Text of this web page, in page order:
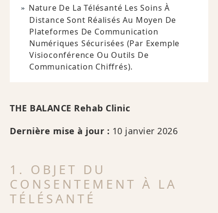
Nature De La Télésanté Les Soins À
Distance Sont Réalisés Au Moyen De
Plateformes De Communication
Numériques Sécurisées (par Exemple
Visioconférence Ou Outils De
Communication Chiffrés).
THE BALANCE Rehab Clinic
Dernière mise à jour : 10 janvier 2026
1. OBJET DU
CONSENTEMENT À LA
TÉLÉSANTÉ